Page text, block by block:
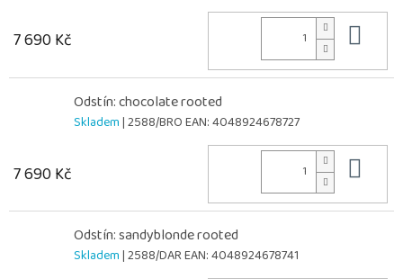
7 690 Kč
Odstín: chocolate rooted
Skladem| 2588/BROEAN:4048924678727
7 690 Kč
Odstín: sandyblonde rooted
Skladem| 2588/DAREAN:4048924678741